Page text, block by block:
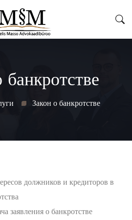
банкротстве
Закон о банкротстве
должников и кредиторов в
заявления о банкротстве